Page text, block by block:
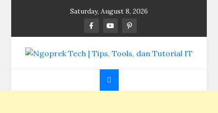
Saturday, August 8, 2026
Ngoprek Tech | Tips,
Tools, dan Tutorial